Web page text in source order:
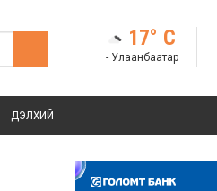
17° C
- Улаанбаатар
ДЭЛХИЙ